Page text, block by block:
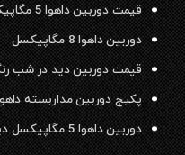
قیمت دوربین داهوا 5 مگاپیکسل
دوربین داهوا 8 مگاپیکسل
قیمت دوربین دید در شب
پکیج دوربین مداربسته
دوربین داهوا 5 مگاپیکسل دید در شب رنگی